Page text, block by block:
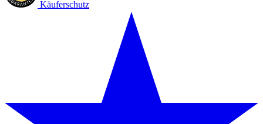
Käuferschutz